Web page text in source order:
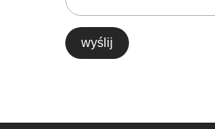
wyślij